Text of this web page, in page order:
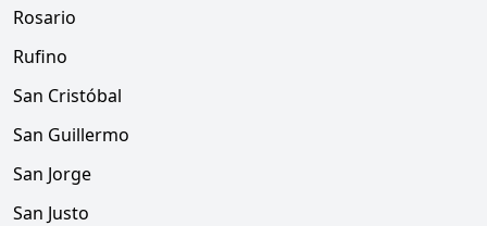
Rosario
Rufino
San Cristóbal
San Guillermo
San Jorge
San Justo